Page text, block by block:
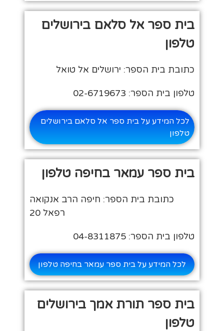
בית ספר אל סלאם בירושלים
טלפון
כתובת בית הספר: ירושלים אל טואל
טלפון בית הספר: 02-6719673
לכל המידע על בית ספר אל סלאם בירושלים
טלפון
בית ספר עמאר בחיפה טלפון
כתובת בית הספר: חיפה הרב אנקואה
רפאל 20
טלפון בית הספר: 04-8311875
לכל המידע על בית ספר עמאר בחיפה טלפון
בית ספר תורת אמך בירושלים
טלפון